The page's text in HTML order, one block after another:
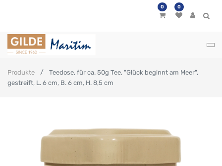
0 0
Produkte
Teedose, für ca. 50g Tee, "Glück beginnt am Meer",
gestreift, L. 6 cm, B. 6 cm, H. 8,5 cm